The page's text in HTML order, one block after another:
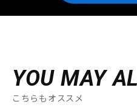
YOU MAY
こちらもオススメ